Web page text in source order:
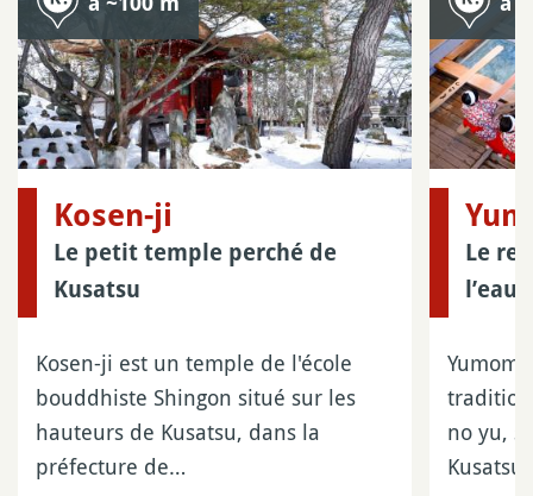
Kosen-ji
Le petit temple perché de
Kusatsu
Kosen-ji est un temple de l'école
bouddhiste Shingon situé sur les
hauteurs de Kusatsu, dans la
préfecture de…
Le
l’eau
no yu,